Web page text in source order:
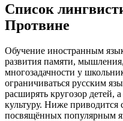
Список
Протвине
Обучение иностранным
развития памяти,
многозадачности у
ограничиваться русским
расширять кругозор детей,
культуру. Ниже приводится
посвящённых популярным